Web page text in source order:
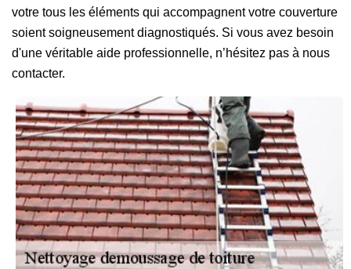
votre tous les éléments qui accompagnent votre couverture
soient soigneusement diagnostiqués. Si vous avez besoin
d'une véritable aide professionnelle, n’hésitez pas à nous
contacter.